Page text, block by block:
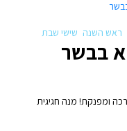
ראש השנה שישי שבת
בבשר
ומפנקת! מנה חגיגית